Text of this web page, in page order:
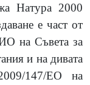
Натура 2000
е част от
на Съвета за
и на дивата
147/ЕО на